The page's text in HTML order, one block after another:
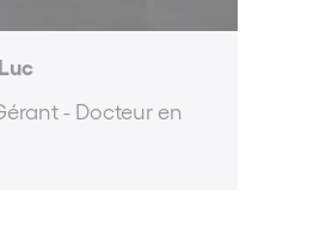
- Docteur en